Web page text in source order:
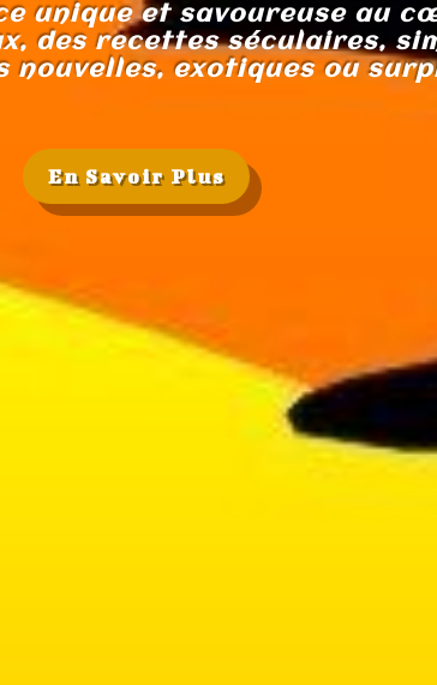
unique et savoureuse au
des recettes séculaires,
nouvelles,exotiquesou
En Savoir Plus